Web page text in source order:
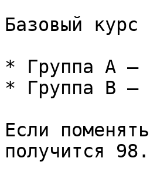
Базовый
* Группа A —
* Группа B —
Если
получится 98.